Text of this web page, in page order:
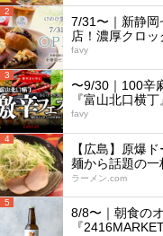
2
7/31〜｜新静岡
店！濃厚クロ
favy
3
〜9/30｜100辛
『富山北口横
favy
4
【広島】原爆
麺から話題の一
ラーメン.com
5
8/8〜｜朝食の
『